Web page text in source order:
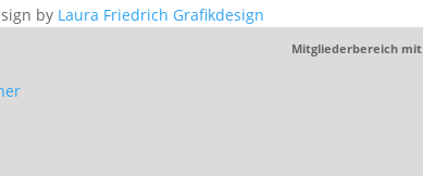
by Laura Friedrich Grafikdesign
Mitgliederbereich mit